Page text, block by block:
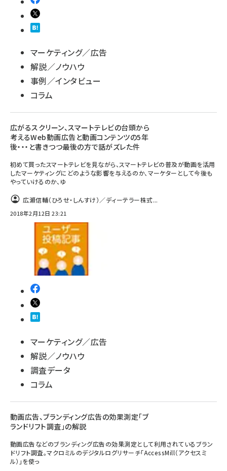
マーケティング／広告
解説／ノウハウ
事例／インタビュー
コラム
広がるスクリーン、スマートテレビの台頭から
考えるWeb動画広告と動画コンテンツの5年
後・・・と書きつつ最後の方で話がズレた件
初めて買ったスマートテレビを見ながら、スマートテレビの普及が動画を活用
したマーケティングにどのような影響を与えるのか、マーケターとして今後も
やっていけるのか、ゆ
広瀬信輔（ひろせ・しんすけ）／ディーテラー株式...
2018年2月12日 23:21
マーケティング／広告
解説／ノウハウ
調査データ
コラム
動画広告、ブランディング広告の効果測定「ブ
ランドリフト調査」の解説
動画広告などのブランディング広告の効果測定として利用されているブラン
ドリフト調査。マクロミルのデジタルログリサーチ「AccessMill（アクセスミ
ル）」を使っ